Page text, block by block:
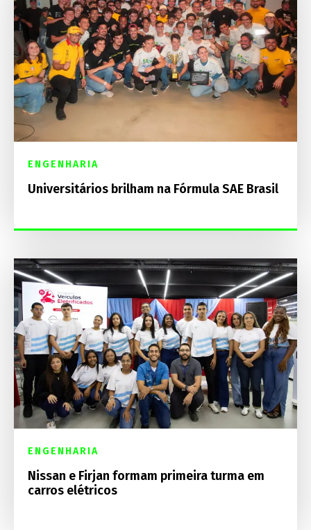
ENGENHARIA
Universitários brilham na Fórmula SAE Brasil
ENGENHARIA
Nissan e Firjan formam primeira turma em
carros elétricos